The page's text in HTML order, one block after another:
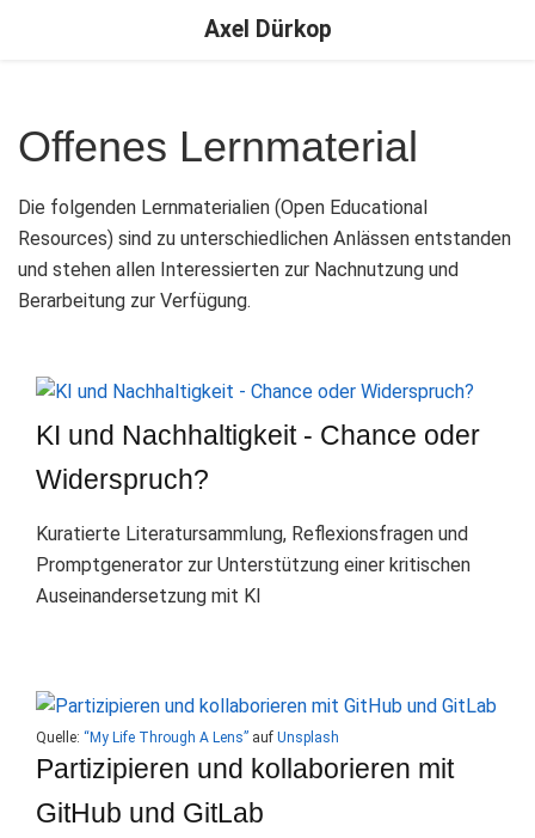
Axel Dürkop
Offenes Lernmaterial
Die folgenden Lernmaterialien (Open Educational
Resources) sind zu unterschiedlichen Anlässen entstanden
und stehen allen Interessierten zur Nachnutzung und
Berarbeitung zur Verfügung.
KI und Nachhaltigkeit - Chance oder
Widerspruch?
Kuratierte Literatursammlung, Reflexionsfragen und
Promptgenerator zur Unterstützung einer kritischen
Auseinandersetzung mit KI
Partizipieren und kollaborieren mit
GitHub und GitLab
Quelle: “My Life Through A Lens” auf Unsplash